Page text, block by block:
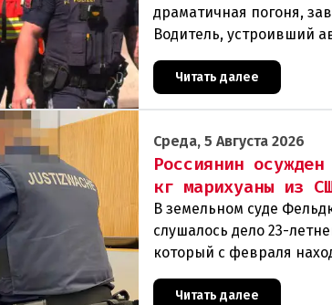
драматичная погоня,
Водитель, устроивший
полиции,
столкновений.Что слу
Читать далее
Среда, 5 Августа 2026
Россиянин
кг марихуаны из
В земельном суде
слушалось дело 23-
который с февраля
Читать далее